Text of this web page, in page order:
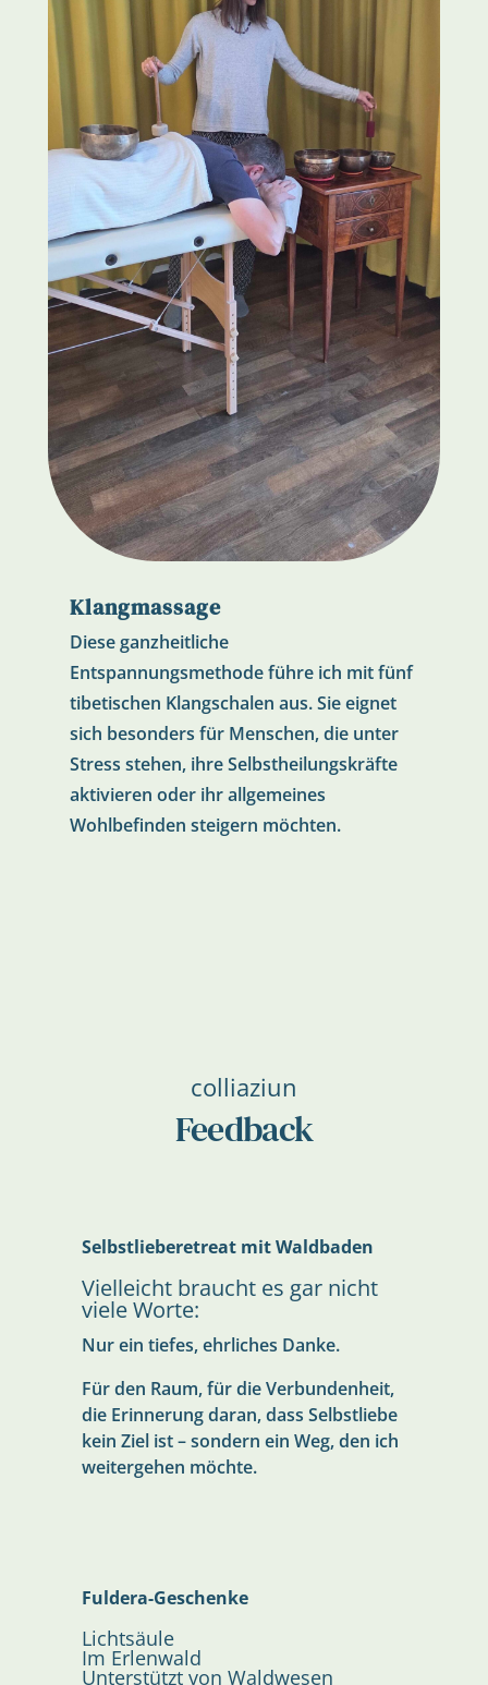
Klangmassage
Diese ganzheitliche
Entspannungsmethode führe ich mit fünf
tibetischen Klangschalen aus. Sie eignet
sich besonders für Menschen, die unter
Stress stehen, ihre Selbstheilungskräfte
aktivieren oder ihr allgemeines
Wohlbefinden steigern möchten.
colliaziun
Feedback
Selbstlieberetreat mit Waldbaden
Vielleicht braucht es gar nicht
viele Worte:
Nur ein tiefes, ehrliches Danke.
Für den Raum, für die Verbundenheit,
die Erinnerung daran, dass Selbstliebe
kein Ziel ist – sondern ein Weg, den ich
weitergehen möchte.
Fuldera-Geschenke
Lichtsäule
Im Erlenwald
Unterstützt von Waldwesen